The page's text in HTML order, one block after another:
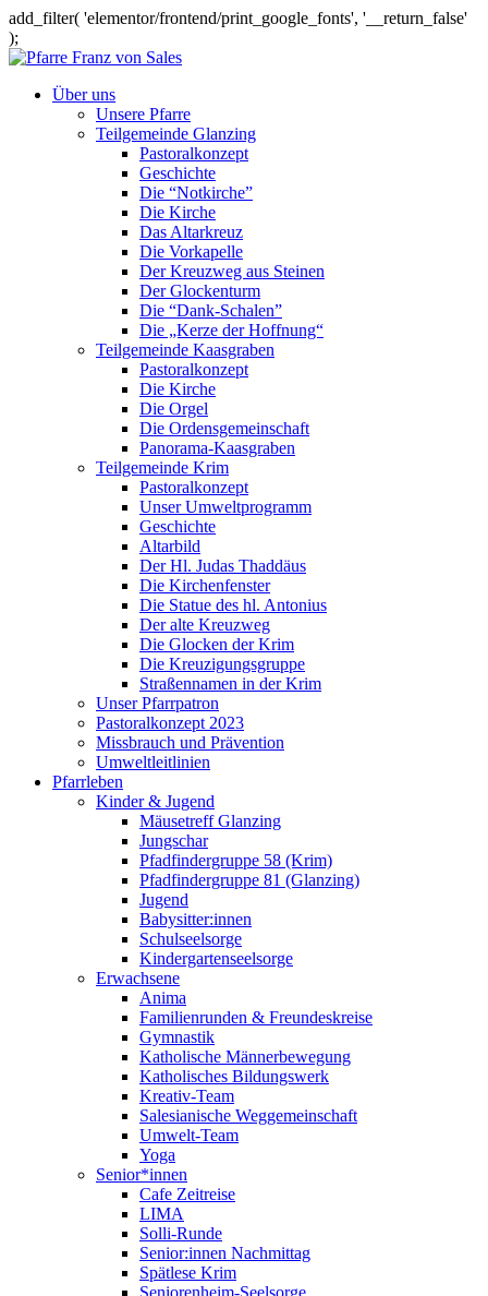
add_filter( 'elementor/frontend/print_google_fonts', '__return_false'
);
Über uns
Unsere Pfarre
Teilgemeinde Glanzing
Pastoralkonzept
Geschichte
Die “Notkirche”
Die Kirche
Das Altarkreuz
Die Vorkapelle
Der Kreuzweg aus Steinen
Der Glockenturm
Die “Dank-Schalen”
Die „Kerze der Hoffnung“
Teilgemeinde Kaasgraben
Pastoralkonzept
Die Kirche
Die Orgel
Die Ordensgemeinschaft
Panorama-Kaasgraben
Teilgemeinde Krim
Pastoralkonzept
Unser Umweltprogramm
Geschichte
Altarbild
Der Hl. Judas Thaddäus
Die Kirchenfenster
Die Statue des hl. Antonius
Der alte Kreuzweg
Die Glocken der Krim
Die Kreuzigungsgruppe
Straßennamen in der Krim
Unser Pfarrpatron
Pastoralkonzept 2023
Missbrauch und Prävention
Umweltleitlinien
Pfarrleben
Kinder & Jugend
Mäusetreff Glanzing
Jungschar
Pfadfindergruppe 58 (Krim)
Pfadfindergruppe 81 (Glanzing)
Jugend
Babysitter:innen
Schulseelsorge
Kindergartenseelsorge
Erwachsene
Anima
Familienrunden & Freundeskreise
Gymnastik
Katholische Männerbewegung
Katholisches Bildungswerk
Kreativ-Team
Salesianische Weggemeinschaft
Umwelt-Team
Yoga
Senior*innen
Cafe Zeitreise
LIMA
Solli-Runde
Senior:innen Nachmittag
Spätlese Krim
Seniorenheim-Seelsorge